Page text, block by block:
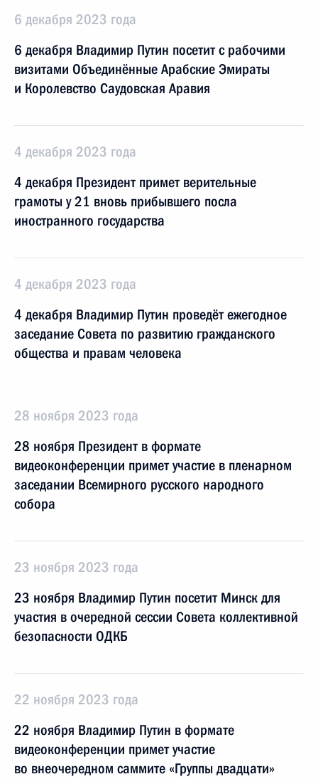
6 декабря 2023 года
6 декабря Владимир Путин посетит с рабочими
визитами Объединённые Арабские Эмираты
и Королевство Саудовская Аравия
4 декабря 2023 года
4 декабря Президент примет верительные
грамоты у 21 вновь прибывшего посла
иностранного государства
4 декабря 2023 года
4 декабря Владимир Путин проведёт ежегодное
заседание Совета по развитию гражданского
общества и правам человека
28 ноября 2023 года
28 ноября Президент в формате
видеоконференции примет участие в пленарном
заседании Всемирного русского народного
собора
23 ноября 2023 года
23 ноября Владимир Путин посетит Минск для
участия в очередной сессии Совета коллективной
безопасности ОДКБ
22 ноября 2023 года
22 ноября Владимир Путин в формате
видеоконференции примет участие
во внеочередном саммите «Группы двадцати»